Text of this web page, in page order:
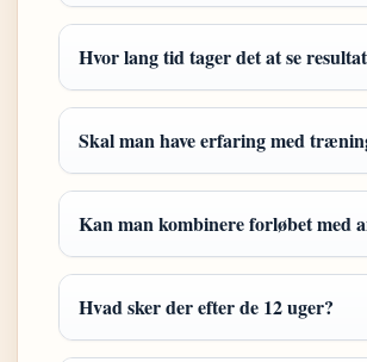
Hvor lang tid tager det at se
Skal man have erfaring med
Kan man kombinere forløbet med
Hvad sker der efter de 12 uger?